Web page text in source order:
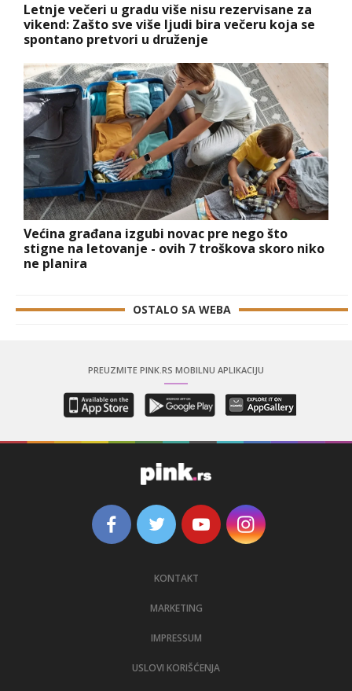
Letnje večeri u gradu više nisu rezervisane za
vikend: Zašto sve više ljudi bira večeru koja se
spontano pretvori u druženje
Većina građana izgubi novac pre nego što
stigne na letovanje - ovih 7 troškova skoro niko
ne planira
OSTALO SA WEBA
PREUZMITE PINK.RS MOBILNU APLIKACIJU
KONTAKT
MARKETING
IMPRESSUM
USLOVI KORIŠĆENJA